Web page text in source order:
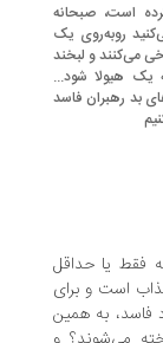
صبحانه
یک
و لبخند
شود...
فاسد
حداقل
و برای
به همین